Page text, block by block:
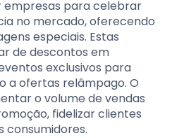
empresas para celebrar
no mercado, oferecendo
especiais. Estas
de descontos em
exclusivos para
a ofertas relâmpago. O
o volume de vendas
fidelizar clientes
consumidores.